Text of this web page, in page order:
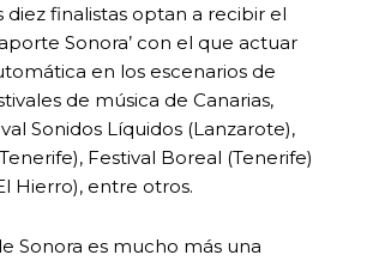
diez finalistas optan a recibir el
Sonora’ con el que actuar
en los escenarios de
de música de Canarias,
Sonidos Líquidos (Lanzarote),
Festival Boreal (Tenerife)
Hierro), entre otros.
Sonora es mucho más una